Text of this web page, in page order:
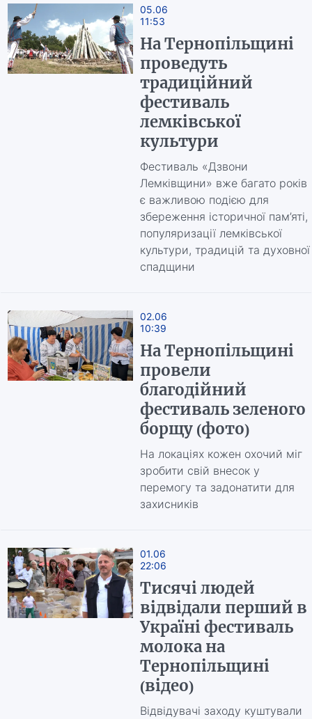
05.06
11:53
На Тернопільщині
проведуть
традиційний
фестиваль
лемківської
культури
Фестиваль «Дзвони
Лемківщини» вже багато років
є важливою подією для
збереження історичної пам’яті,
популяризації лемківської
культури, традицій та духовної
спадщини
02.06
10:39
На Тернопільщині
провели
благодійний
фестиваль зеленого
борщу (фото)
На локаціях кожен охочий міг
зробити свій внесок у
перемогу та задонатити для
захисників
01.06
22:06
Тисячі людей
відвідали перший в
Україні фестиваль
молока на
Тернопільщині
(відео)
Відвідувачі заходу куштували